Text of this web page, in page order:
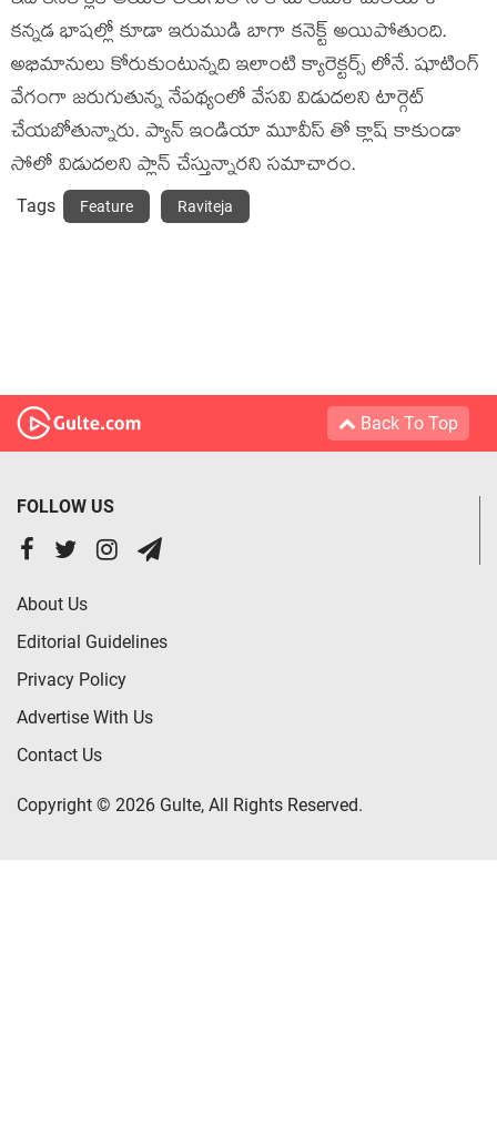
కన్నడ భాషల్లో కూడా ఇరుముడి బాగా కనెక్ట్ అయిపోతుంది.
అభిమానులు కోరుకుంటున్నది ఇలాంటి క్యారెక్టర్స్ లోనే. షూటింగ్
వేగంగా జరుగుతున్న నేపథ్యంలో వేసవి విడుదలని టార్గెట్
చేయబోతున్నారు. ప్యాన్ ఇండియా మూవీస్ తో క్లాష్ కాకుండా
సోలో విడుదలని ప్లాన్ చేస్తున్నారని సమాచారం.
Tags Feature Raviteja
Back To Top
FOLLOW US
About Us
Editorial Guidelines
Privacy Policy
Advertise With Us
Contact Us
Copyright © 2026 Gulte, All Rights Reserved.